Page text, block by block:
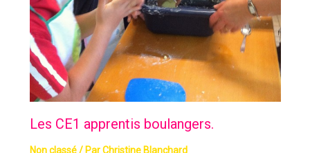
Les CE1 apprentis boulangers.
Non classé/ ParChristine Blanchard